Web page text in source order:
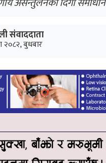
संवाददाता
२०८२, बुधबार